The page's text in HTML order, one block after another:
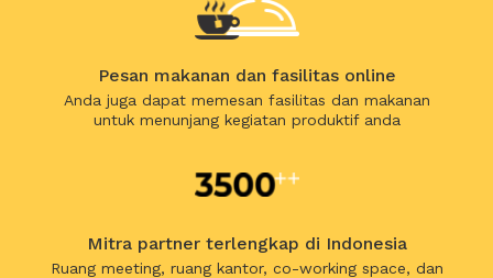
Pesan makanan dan fasilitas online
Anda juga dapat memesan fasilitas dan makanan
untuk menunjang kegiatan produktif anda
Mitra partner terlengkap di Indonesia
Ruang meeting, ruang kantor, co-working space, dan